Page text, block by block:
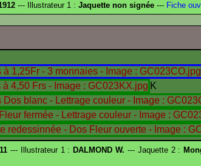
--- Illustrateur 1 : Jaquette non signée --- Fiche
--- Illustrateur 1 : DALMOND W. --- Jaquette 2 :